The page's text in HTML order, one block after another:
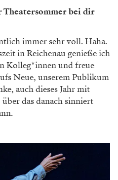
Theatersommer bei dir
immer sehr voll. Haha.
in Reichenau genieße ich
Kolleg*innen und freue
Neue, unserem Publikum
auch dieses Jahr mit
das danach sinniert